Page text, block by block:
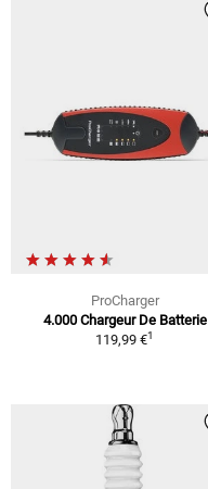
ProCharger
4.000 Chargeur De Batterie
119,99 €1